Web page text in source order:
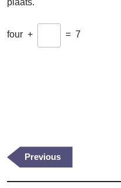
plaats.
four + = 7
Previous
Post
Previous